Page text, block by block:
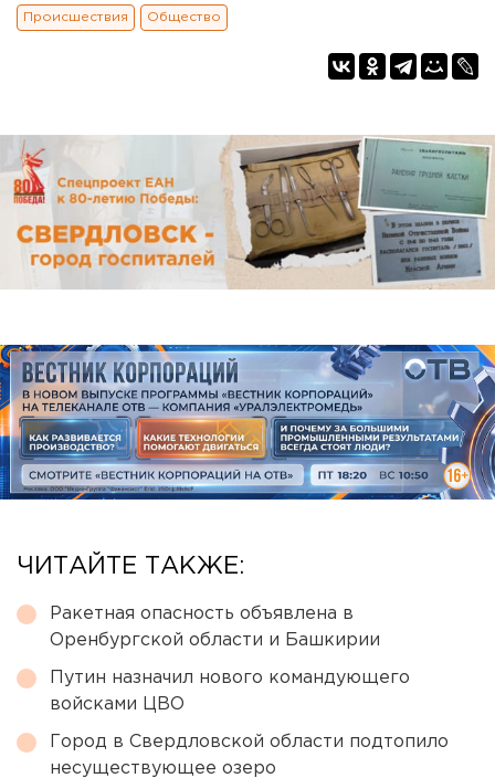
Происшествия Общество
ЧИТАЙТЕ ТАКЖЕ:
Ракетная опасность объявлена в
Оренбургской области и Башкирии
Путин назначил нового командующего
войсками ЦВО
Город в Свердловской области подтопило
несуществующее озеро